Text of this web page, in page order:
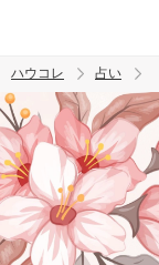
トレンド ワード
ハウコレ 占い